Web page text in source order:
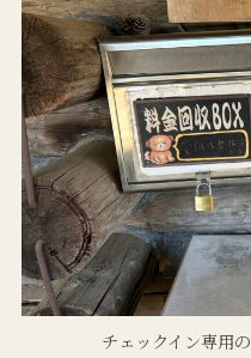
チェックイン専用